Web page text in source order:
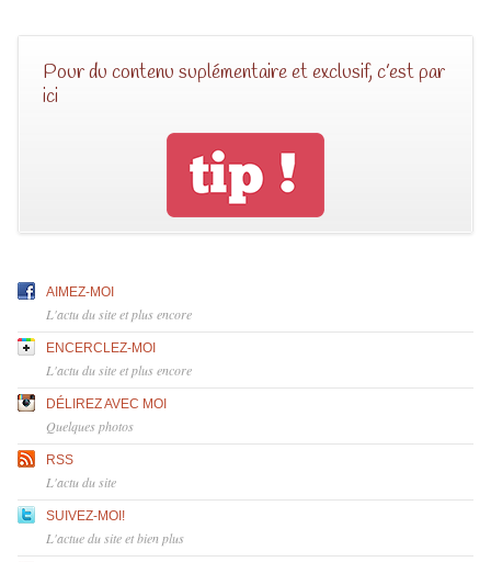
Pour du contenu suplémentaire et exclusif, c’est par
ici
AIMEZ-MOI
L'actu du site et plus encore
ENCERCLEZ-MOI
L'actu du site et plus encore
DÉLIREZ AVEC MOI
Quelques photos
RSS
L'actu du site
SUIVEZ-MOI!
L'actue du site et bien plus